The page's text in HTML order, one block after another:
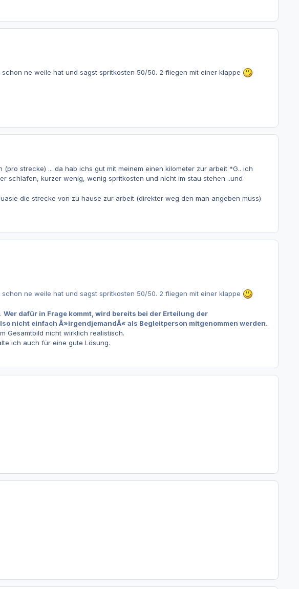
ne weile hat und sagst spritkosten 50/50. 2 fliegen mit einer klappe
strecke) ... da hab ichs gut mit meinem einen kilometer zur arbeit *G.. ich
schlafen, kurzer wenig, wenig spritkosten und nicht im stau stehen ..und
die strecke von zu hause zur arbeit (direkter weg den man angeben muss)
ne weile hat und sagst spritkosten 50/50. 2 fliegen mit einer klappe
Wer dafür in Frage kommt, wird bereits bei der Erteilung der
nicht einfach Â»irgendjemandÂ« als Begleitperson mitgenommen werden.
Gesamtbild nicht wirklich realistisch.
ich auch für eine gute Lösung.